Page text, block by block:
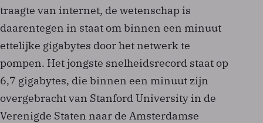
traagte van internet, de wetenschap is
daarentegen in staat om binnen een minuut
ettelijke gigabytes door het netwerk te
pompen. Het jongste snelheidsrecord staat op
6,7 gigabytes, die binnen een minuut zijn
overgebracht van Stanford University in de
Verenigde Staten naar de Amsterdamse